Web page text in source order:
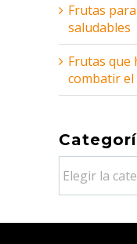
Frutas
saludables
Frutas que
combatir el